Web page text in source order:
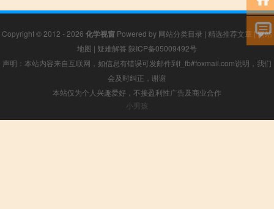
Copyright © 2012 - 2026 化学视窗 Powered by 网站分类目录 | 精选推荐文章 |网站
地图 | 疑难解答 陕ICP备05009492号
声明：本站内容来自互联网，如信息有错误可发邮件到f_fb#foxmail.com说明，我们
会及时纠正，谢谢
本站仅为个人兴趣爱好，不接盈利性广告及商业合作
小男孩